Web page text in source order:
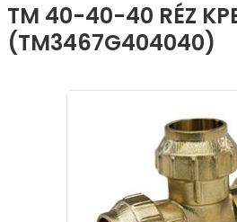
TM 40-40-40 RÉZ
(TM3467G404040)